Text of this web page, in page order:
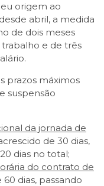
origem ao
abril, a medida
de dois meses
e de três
prazos máximos
suspensão
da jornada de
de 30 dias,
dias no total;
do contrato de
dias, passando